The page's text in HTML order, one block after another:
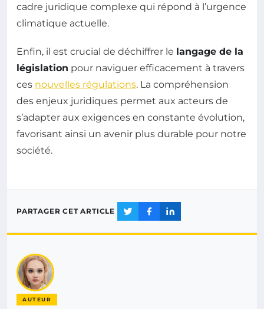
cadre juridique complexe qui répond à l’urgence
climatique actuelle.
Enfin, il est crucial de déchiffrer le langage de la
législation pour naviguer efficacement à travers
ces nouvelles régulations. La compréhension
des enjeux juridiques permet aux acteurs de
s’adapter aux exigences en constante évolution,
favorisant ainsi un avenir plus durable pour notre
société.
PARTAGER CET ARTICLE
AUTEUR